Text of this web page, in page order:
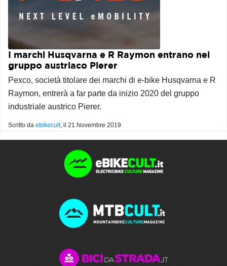
I marchi Husqvarna e R Raymon entrano nel
gruppo austriaco Pierer
Pexco, società titolare dei marchi di e-bike Husqvarna e R
Raymon, entrerà a far parte da inizio 2020 del gruppo
industriale austrico Pierer.
Scritto da ebikecult, il 21 Novembre 2019